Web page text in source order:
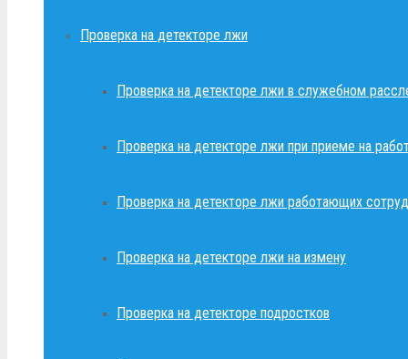
Проверка на детекторе лжи
Проверка на детекторе лжи в служебном
Проверка на детекторе лжи при приеме на
Проверка на детекторе лжи работающих
Проверка на детекторе лжи на измену
Проверка на детекторе подростков